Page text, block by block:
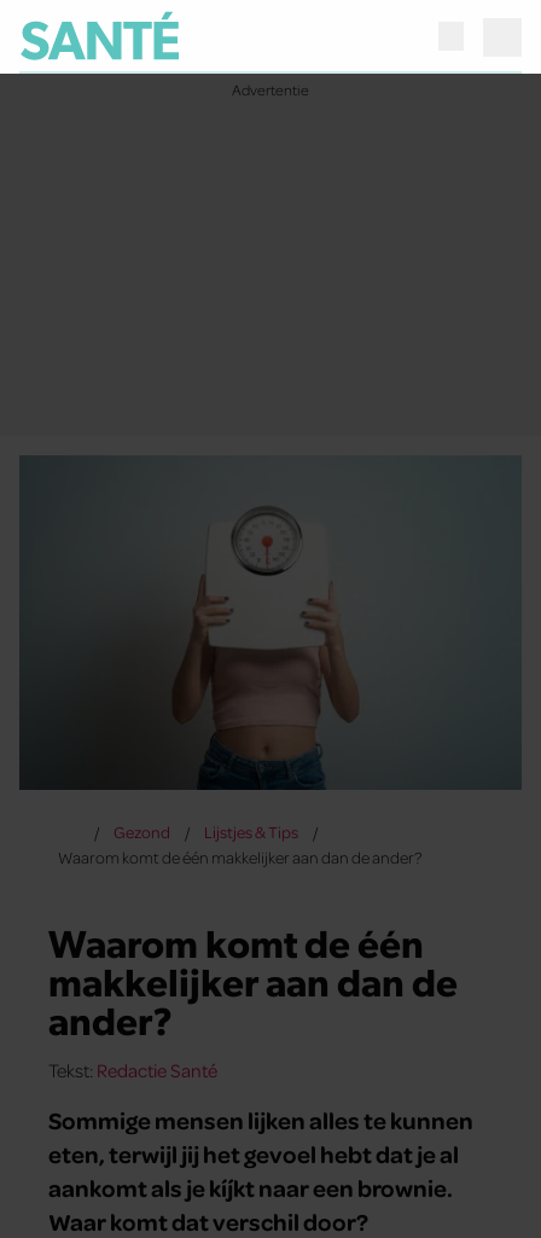
Gezond
Lijstjes & Tips
Waarom komt de één makkelijker aan dan de ander?
Waarom komt de één
makkelijker aan dan de
ander?
Tekst: Redactie Santé
Sommige mensen lijken alles te kunnen
eten, terwijl jij het gevoel hebt dat je al
aankomt als je kíjkt naar een brownie.
Waar komt dat verschil door?